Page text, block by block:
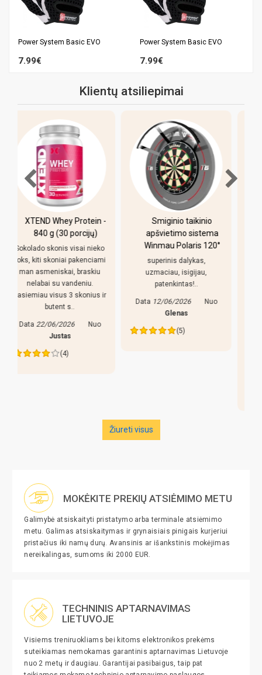
Power System Basic EVO
7.99€
Power System Basic EVO
7.99€
Klientų atsiliepimai
Smiginio taikinio
apšvietimo sistema
Winmau Polaris 120°
superinis dalykas,
uzmaciau, isigijau,
patenkintas!..
Data
Pulo stalas Bilaro
Winner 7 pėdų
(213x118cm) žalias
audinys su
komplektacija
Pirkiniu patenkintas,
reguliuojamso kojeles geras
dalykas, stalas nekliba. Bet
lazdos prastos, liaudiskai
Žiureti visus
MOKĖKITE PREKIŲ ATSIĖMIMO METU
Galimybė atsiskaityti pristatymo arba terminale atsiėmimo
metu. Galimas atsiskaitymas ir grynaisiais pinigais kurjeriui
pristačius iki namų durų. Avansinis ar išankstinis mokėjimas
nereikalingas, sumoms iki 2000 EUR.
TECHNINIS APTARNAVIMAS
LIETUVOJE
Visiems treniruokliams bei kitoms elektronikos prekėms
suteikiamas nemokamas garantinis aptarnavimas Lietuvoje
nuo 2 metų ir daugiau. Garantijai pasibaigus, taip pat